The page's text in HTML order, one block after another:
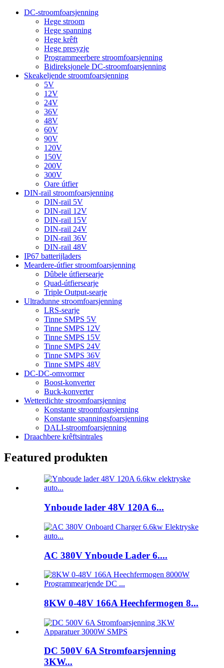
DC-stroomfoarsjenning
Hege stroom
Hege spanning
Hege krêft
Hege presyzje
Programmeerbere stroomfoarsjenning
Bidireksjonele DC-stroomfoarsjenning
Skeakeljende stroomfoarsjenning
5V
12V
24V
36V
48V
60V
90V
120V
150V
200V
300V
Oare útfier
DIN-rail stroomfoarsjenning
DIN-rail 5V
DIN-rail 12V
DIN-rail 15V
DIN-rail 24V
DIN-rail 36V
DIN-rail 48V
IP67 batterijladers
Meardere-útfier stroomfoarsjenning
Dûbele útfiersearje
Quad-útfiersearje
Triple Output-searje
Ultradunne stroomfoarsjenning
LRS-searje
Tinne SMPS 5V
Tinne SMPS 12V
Tinne SMPS 15V
Tinne SMPS 24V
Tinne SMPS 36V
Tinne SMPS 48V
DC-DC-omvormer
Boost-konverter
Buck-konverter
Wetterdichte stroomfoarsjenning
Konstante stroomfoarsjenning
Konstante spanningsfoarsjenning
DALI-stroomfoarsjenning
Draachbere krêftsintrales
Featured produkten
Ynboude lader 48V 120A 6...
AC 380V Ynboude Lader 6....
8KW 0-48V 166A Heechfermogen 8...
DC 500V 6A Stromfoarsjenning
3KW...